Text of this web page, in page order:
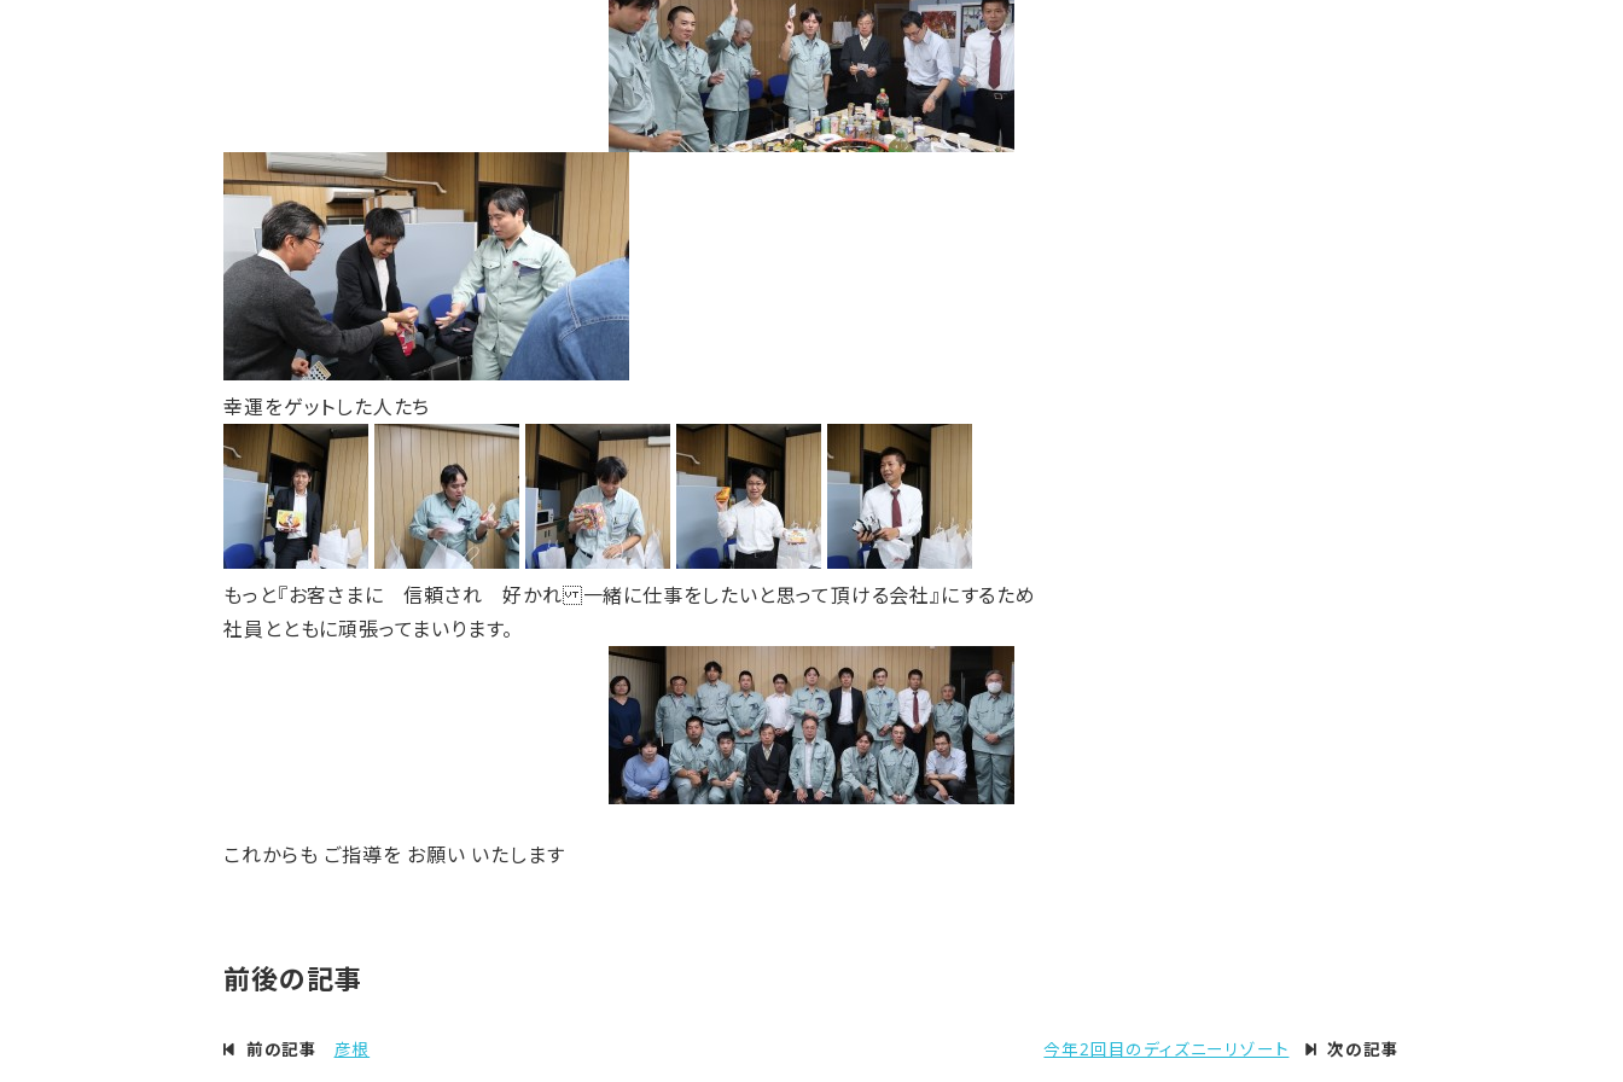
幸運をゲットした人たち
もっと『お客さまに 信頼され 好かれ 一緒に仕事をしたいと思って頂ける会社』にするため
社員とともに頑張ってまいります。
これからも ご指導を お願い いたします
前後の記事
前の記事 彦根 次の記事
今年2回目のディズニーリゾート